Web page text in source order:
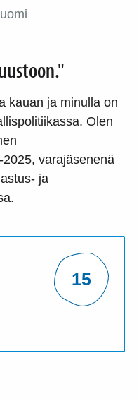
kauan ja minulla on
Olen
varajäsenenä
ja
15